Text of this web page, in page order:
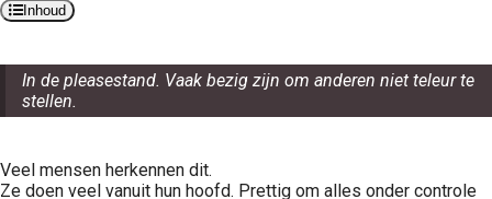
Inhoud
In de pleasestand. Vaak bezig zijn om anderen niet teleur te
stellen.
Veel mensen herkennen dit.
Ze doen veel vanuit hun hoofd. Prettig om alles onder controle